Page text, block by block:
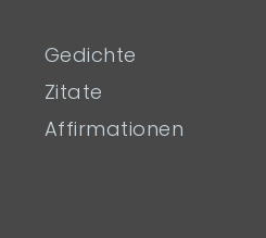
Gedichte
Zitate
Affirmationen